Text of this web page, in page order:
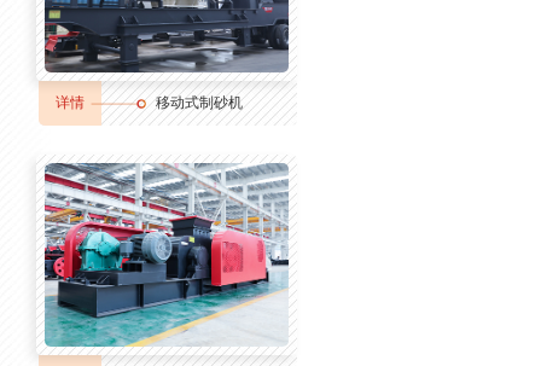
详情 移动式制砂机